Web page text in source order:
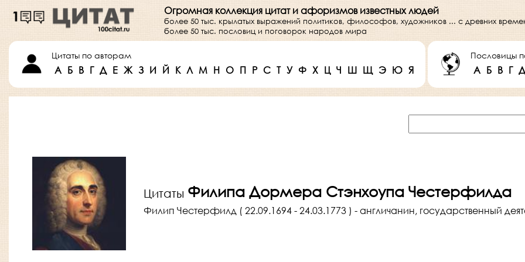
Огромная коллекция цитат и афоризмов известных людей
более 50 тыс. крылатых выражений политиков, философов, художников ... с древних
более 50 тыс. пословиц и поговорок народов мира
Цитаты по авторам
А Б В Г Д Е Ж З И Й К Л М Н О П Р С Т У Ф Х Ц Ч Ш Щ Э Ю Я
Пословицы
А Б В Г Д
Цитаты Филипа Дормера Стэнхоупа Честерфилда
Филип Честерфилд ( 22.09.1694 - 24.03.1773 ) - англичанин, государственный